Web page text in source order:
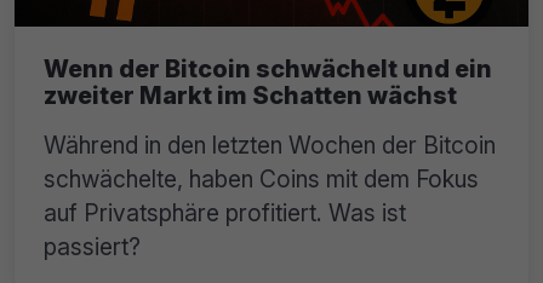
Wenn der Bitcoin schwächelt und ein
zweiter Markt im Schatten wächst
Während in den letzten Wochen der Bitcoin
schwächelte, haben Coins mit dem Fokus
auf Privatsphäre profitiert. Was ist
passiert?